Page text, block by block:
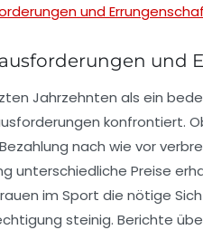
und
und
Jahrzehnten als ein
konfrontiert.
nach wie vor
unterschiedliche Preise
im Sport die nötige
steinig. Berichte